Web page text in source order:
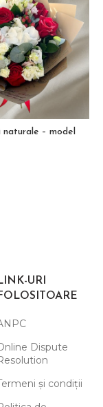
naturale – model
URI
Dispute
și condiții